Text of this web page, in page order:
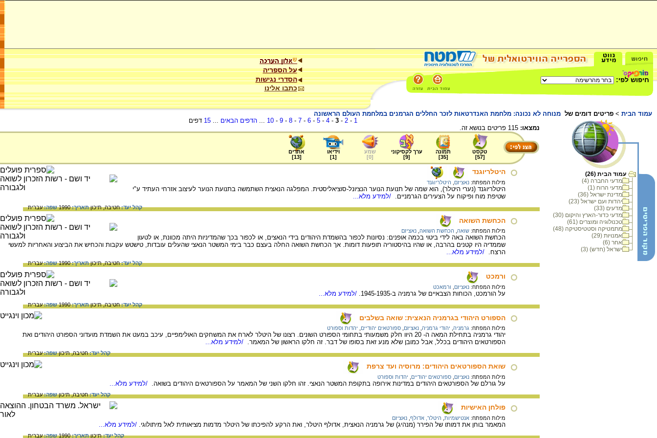
חיפוש לפי:
על הספריה
הסדרי נגישות
כתבו אלינו
עמוד הבית > פריטים דומים של מנוחה לא נכונה: מלחמת האנדרטאות לזכר החללים הגרמנים במלחמת העולם הראשונה
עמוד הבית (26)
מדעי החברה (4)
מדעי הרוח (1)
מדינת ישראל (36)
יהדות ועם ישראל (23)
מדעים (33)
מדעי כדור-הארץ והיקום (30)
טכנולוגיה ומוצרים (61)
מתמטיקה וסטטיסטיקה (48)
אמנויות (29)
אחר (6)
ישראל (חדש) (3)
1
-
2
-
3
-
4
-
5
-
6
-
7
-
8
-
9
-
10
...הדפים הבאים ...
15 דפים
נמצאו:
טקסט
[
57
]
תמונה
[
35
]
ערך לקסיקוני
[
9
]
שמע
[
0
]
וידיאו
[
1
]
אתרים
[
13
]
היטלריוגנד
מילות המפתח: נאציזם היטלריוגנד
היטלריוגנד (נערי היטלר), הוא שמה של תנועת הנוער הנציונל-סוציאליסטית. המפלגה הנאצית השתמשה בתנועת הנוער לעיצוב אזרחי העתיד ע"י
שטיפת מוח ופיקוח על הצעירים הגרמניים. /למידע מלא...
קהל יעד:חטיבה,תיכוןתאריך:1990 שפה:עברית
הכחשת השואה
מילות המפתח: שואה הכחשת השואה נאציזם
הכחשת השואה באה לידי ביטוי בכמה אופנים: נסיונות לכפור בהשמדת היהודים בידי הנאצים, או לכפור בכך שהמדיניות היתה מכוונת, או לטעון
שממדיה היו קטנים בהרבה, או שהיו בהיסטוריה תופעות דומות. אך הכחשת השואה החלה בעצם כבר בימי המשטר הנאצי שהעלים עובדות, טישטש עקבות והכחיש את הביצוע והאחריות למעשי
הרצח. /למידע מלא...
קהל יעד:חטיבה,תיכוןתאריך:1990 שפה:עברית
ורמכט
מילות המפתח: נאציזם ורמאכט
על הורמכט, הכוחות הצבאיים של גרמניה ב-1945-1935. /למידע מלא...
קהל יעד:חטיבה,תיכוןתאריך:1990 שפה:עברית
הספורט היהודי בגרמניה הנאצית: שואה בשלבים
מילות המפתח: גרמניה יהודי גרמניה נאציזם ספורטאים יהודיים יהדות וספורט
יהודי גרמניה בתחילת המאה ה- 20 היוו חלק משמעותי בתחומי הספורט השונים. רצונו של היטלר לארח את המשחקים האולימפיים, עיכב במעט את השמדת מועדוני הספורט היהודים ואת
הספורטאים היהודים בכלל, אבל כמובן שלא מנע זאת בסופו של דבר. זה חלקו הראשון של המאמר. /למידע מלא...
קהל יעד:חטיבה,תיכוןשפה:עברית
שואת הספורטאים היהודים: מרוסיה ועד צרפת
מילות המפתח: נאציזם ספורטאים יהודיים יהדות וספורט
על גורלם של הספורטאים היהודים במדינות אירופה בתקופת המשטר הנאצי. זהו חלקו השני של המאמר על הספורטאים היהודים בשואה. /למידע מלא...
קהל יעד:חטיבה,תיכוןשפה:עברית
פולחן האישיות
מילות המפתח: אנטישמיות היטלר, אדולף נאציזם
המאמר בוחן את דמותו של הפירר (מנהיג) של גרמניה הנאצית, אדולף היטלר, ואת הרקע להפיכתו של היטלר מדמות מציאותית לאל מיתולוגי. /למידע מלא...
קהל יעד:תיכוןתאריך:1990 שפה:עברית